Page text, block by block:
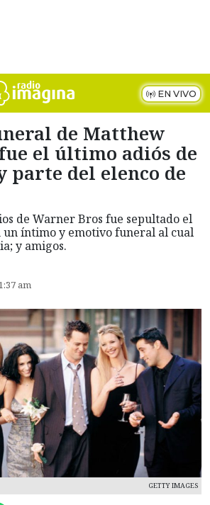
EN VIVO
de Matthew
el último adiós de
del elenco de
de Warner Bros fue sepultado el
un íntimo y emotivo funeral al cual
y amigos.
am
GETTY IMAGES